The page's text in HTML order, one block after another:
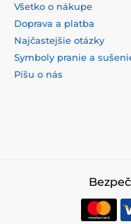
Všetko o nákupe
Doprava a platba
Najčastejšie otázky
Symboly pranie a
Píšu o nás